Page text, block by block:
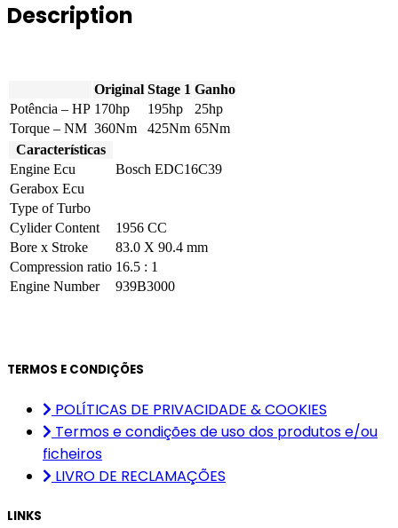
170hp
quantity
Description
Original Stage 1 Ganho
Potência – HP 170hp 195hp
25hp
Torque – NM 360Nm 425Nm 65Nm
Características
Engine Ecu
Bosch EDC16C39
Gerabox Ecu
Type of Turbo
Cylider Content
1956 CC
Bore x Stroke
83.0 X 90.4 mm
Compression ratio 16.5 : 1
Engine Number
939B3000
TERMOS E CONDIÇÕES
POLÍTICAS DE PRIVACIDADE & COOKIES
Termos e condições de uso dos produtos e/ou
ficheiros
LIVRO DE RECLAMAÇÕES
LINKS